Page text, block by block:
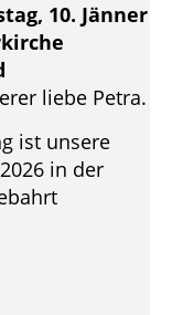
10. Jänner
liebe Petra.
ist unsere
in der